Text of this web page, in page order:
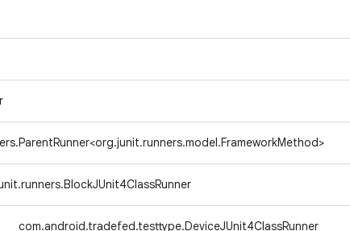
com.android.tradefed.testtype.DeviceJUnit4ClassRunner